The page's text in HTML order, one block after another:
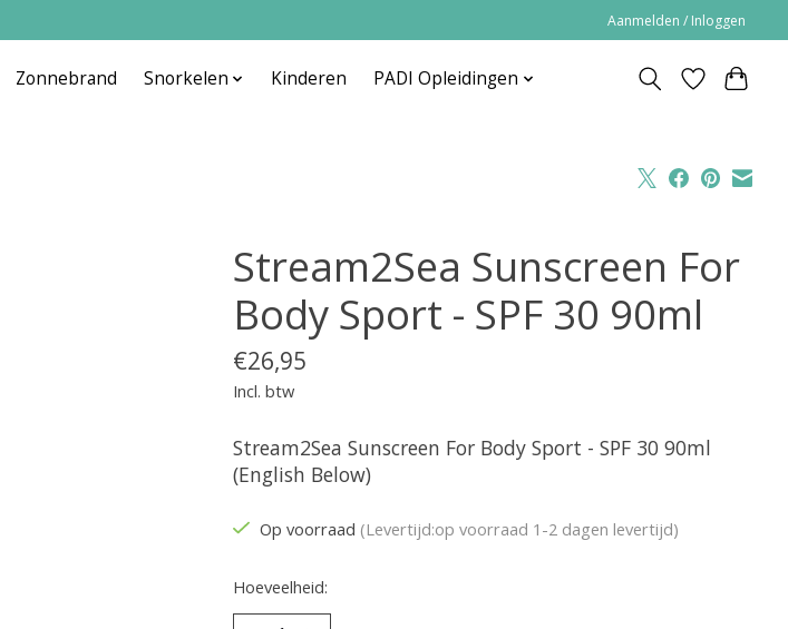
Aanmelden / Inloggen
Zonnebrand Snorkelen Kinderen PADI Opleidingen
Stream2Sea Sunscreen For
Body Sport - SPF 30 90ml
€26,95
Incl. btw
Stream2Sea Sunscreen For Body Sport - SPF 30 90ml
(English Below)
Op voorraad (Levertijd:op voorraad 1-2 dagen levertijd)
Hoeveelheid: